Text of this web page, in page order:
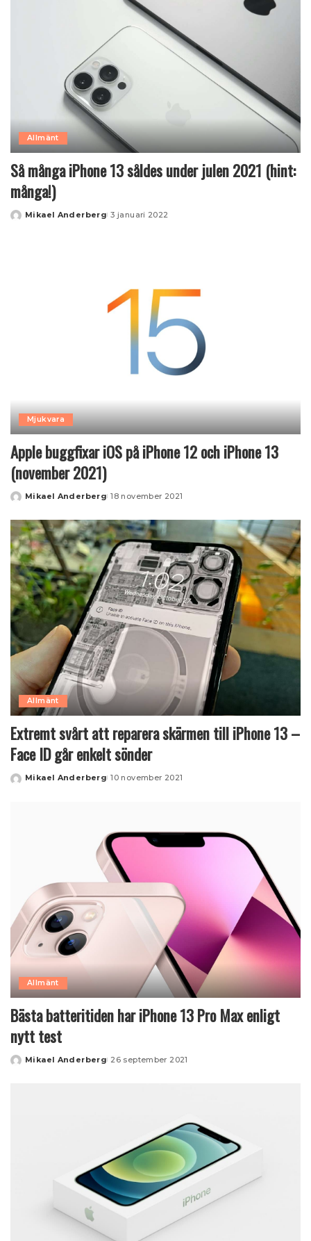
Allmänt
Så många iPhone 13 såldes under julen 2021 (hint:
många!)
Posted
Mikael Anderberg 3 januari 2022
Mjukvara
Apple buggfixar iOS på iPhone 12 och iPhone 13
(november 2021)
Posted
Mikael Anderberg 18 november 2021
Allmänt
Extremt svårt att reparera skärmen till iPhone 13 –
Face ID går enkelt sönder
Posted
Mikael Anderberg 10 november 2021
Allmänt
Bästa batteritiden har iPhone 13 Pro Max enligt
nytt test
Posted
Mikael Anderberg 26 september 2021